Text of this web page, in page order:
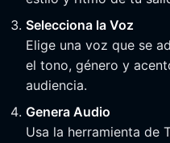
Selecciona la Voz
Elige una voz que se
el tono, género y
audiencia.
Genera Audio
Usa la herramienta de